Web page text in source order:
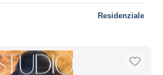
Residenziale